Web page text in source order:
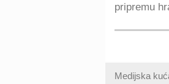
pripremu
Medijska